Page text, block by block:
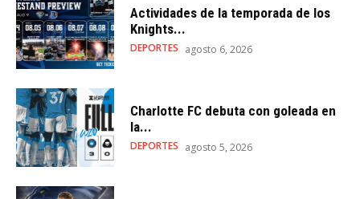
Actividades de la temporada de los
Knights...
DEPORTES agosto 6, 2026
Charlotte FC debuta con goleada en
la...
DEPORTES agosto 5, 2026